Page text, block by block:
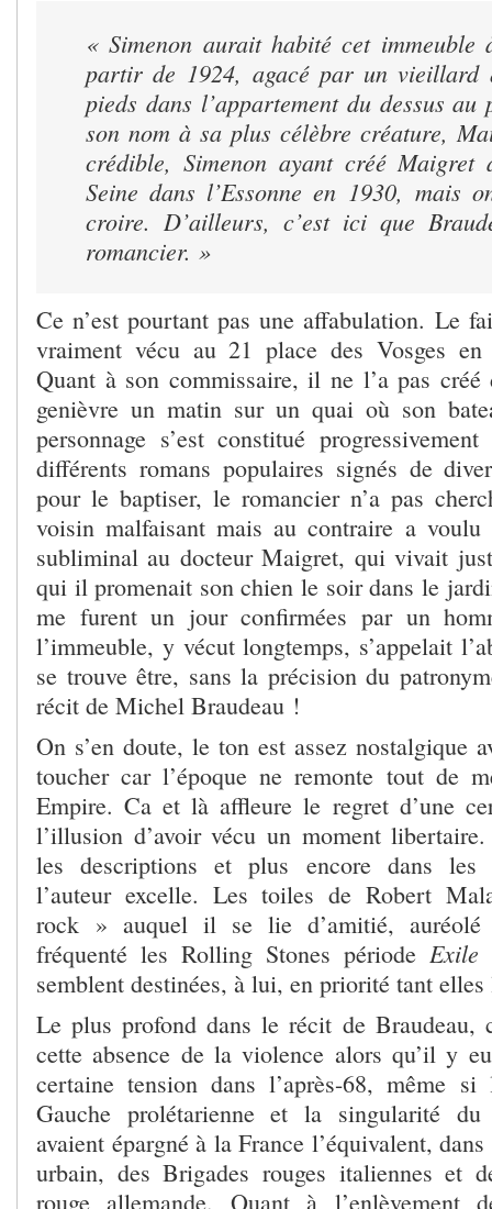
« Simenon aurait habité cet immeuble
partir de 1924, agacé par un vieillard
pieds dans l’appartement du dessus
son nom à sa plus célèbre créature,
crédible, Simenon ayant créé Maigret
Seine dans l’Essonne en 1930, mais
croire. D’ailleurs, c’est ici que
romancier. »
Ce n’est pourtant pas une affabulation. Le
vraiment vécu au 21 place des Vosges en
Quant à son commissaire, il ne l’a pas créé
genièvre un matin sur un quai où son
personnage s’est constitué
différents romans populaires signés de
pour le baptiser, le romancier n’a pas
voisin malfaisant mais au contraire a voulu
subliminal au docteur Maigret, qui vivait
qui il promenait son chien le soir dans le
me furent un jour confirmées par un
l’immeuble, y vécut longtemps, s’appelait
se trouve être, sans la précision du
récit de Michel Braudeau !
On s’en doute, le ton est assez nostalgique
toucher car l’époque ne remonte tout de
Empire. Ca et là affleure le regret d’une
l’illusion d’avoir vécu un moment
les descriptions et plus encore dans les
l’auteur excelle. Les toiles de Robert
rock » auquel il se lie d’amitié, auréolé
fréquenté les Rolling Stones période Exile
semblent destinées, à lui, en priorité tant elles
Le plus profond dans le récit de Braudeau,
cette absence de la violence alors qu’il y
certaine tension dans l’après-68, même
Gauche prolétarienne et la singularité du
avaient épargné à la France l’équivalent,
urbain, des Brigades rouges italiennes et
rouge allemande. Quant à l’enlèvement